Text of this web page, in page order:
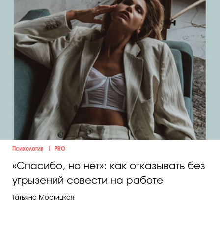
Психология PRO
«Спасибо, но нет»: как отказывать без
угрызений совести на работе
Татьяна Мостицкая